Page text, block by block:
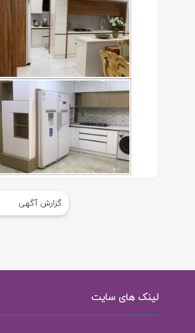
گزارش آگهی
لینک های سایت